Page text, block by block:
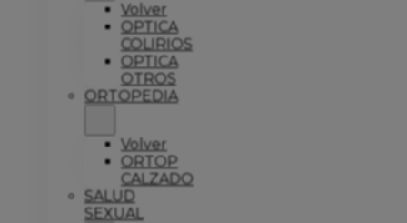
Volver
OPTICA
COLIRIOS
OPTICA
OTROS
ORTOPEDIA
Volver
ORTOP
CALZADO
SALUD
SEXUAL